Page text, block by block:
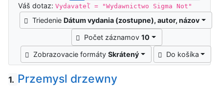
Váš dotaz:Vydavateľ = "Wydawnictwo Sigma Not"
Triedenie Dátum vydania (zostupne), autor, názov
Počet záznamov10
Zobrazovacie formátySkrátený Do košíka
1. Przemysl drzewny